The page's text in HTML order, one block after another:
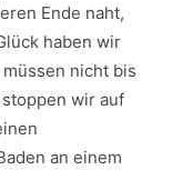
Ende naht,
haben wir
nicht bis
wir auf
an einem